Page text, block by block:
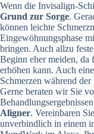
Wenn die Invisalign-
Grund zur Sorge.
können leichte
Eingewöhnungsphase
bringen. Auch allzu
Beginn eher meiden, da
erhöhen kann. Auch
Schmerzen während
Gerne beraten wir Sie
Aligner. Vereinbaren
unverbindlich in einem